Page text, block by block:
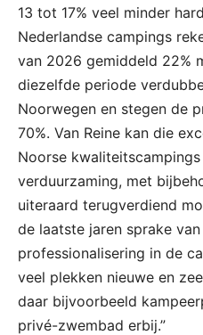
13 tot 17% veel minder
Nederlandse campings
van 2026 gemiddeld 22%
diezelfde periode
Noorwegen en stegen de
70%. Van Reine kan die
Noorse
verduurzaming, met
uiteraard terugverdiend
de laatste jaren sprake
professionalisering in de
veel plekken nieuwe en
daar bijvoorbeeld
privé-zwembad erbij.”